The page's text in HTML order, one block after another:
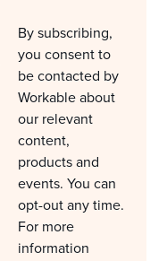
By subscribing,
you consent to
be contacted by
Workable about
our relevant
content,
products and
events. You can
opt-out any time.
For more
information